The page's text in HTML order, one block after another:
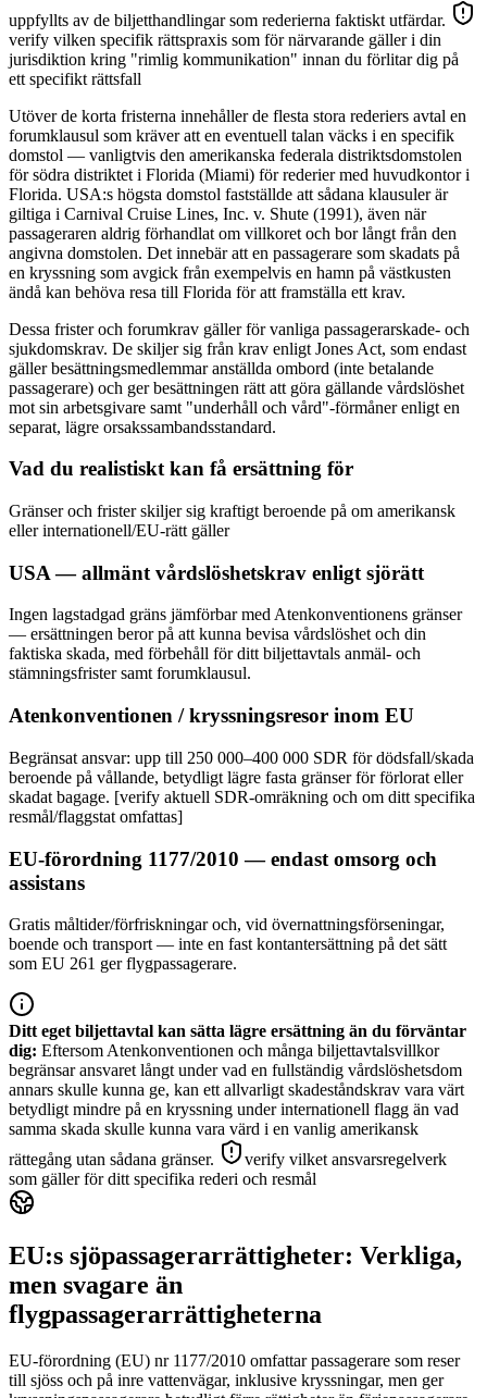
uppfyllts av de biljetthandlingar som rederierna faktiskt utfärdar.
verify vilken specifik rättspraxis som för närvarande gäller i din
jurisdiktion kring "rimlig kommunikation" innan du förlitar dig på
ett specifikt rättsfall
Utöver de korta fristerna innehåller de flesta stora rederiers avtal en
forumklausul som kräver att en eventuell talan väcks i en specifik
domstol — vanligtvis den amerikanska federala distriktsdomstolen
för södra distriktet i Florida (Miami) för rederier med huvudkontor i
Florida. USA:s högsta domstol fastställde att sådana klausuler är
giltiga i Carnival Cruise Lines, Inc. v. Shute (1991), även när
passageraren aldrig förhandlat om villkoret och bor långt från den
angivna domstolen. Det innebär att en passagerare som skadats på
en kryssning som avgick från exempelvis en hamn på västkusten
ändå kan behöva resa till Florida för att framställa ett krav.
Dessa frister och forumkrav gäller för vanliga passagerarskade- och
sjukdomskrav. De skiljer sig från krav enligt Jones Act, som endast
gäller besättningsmedlemmar anställda ombord (inte betalande
passagerare) och ger besättningen rätt att göra gällande vårdslöshet
mot sin arbetsgivare samt "underhåll och vård"-förmåner enligt en
separat, lägre orsakssambandsstandard.
Vad du realistiskt kan få ersättning för
Gränser och frister skiljer sig kraftigt beroende på om amerikansk
eller internationell/EU-rätt gäller
USA — allmänt vårdslöshetskrav enligt sjörätt
Ingen lagstadgad gräns jämförbar med Atenkonventionens gränser
— ersättningen beror på att kunna bevisa vårdslöshet och din
faktiska skada, med förbehåll för ditt biljettavtals anmäl- och
stämningsfrister samt forumklausul.
Atenkonventionen / kryssningsresor inom EU
Begränsat ansvar: upp till 250 000–400 000 SDR för dödsfall/skada
beroende på vållande, betydligt lägre fasta gränser för förlorat eller
skadat bagage. [verify aktuell SDR-omräkning och om ditt specifika
resmål/flaggstat omfattas]
EU-förordning 1177/2010 — endast omsorg och
assistans
Gratis måltider/förfriskningar och, vid övernattningsförseningar,
boende och transport — inte en fast kontantersättning på det sätt
som EU 261 ger flygpassagerare.
Ditt eget biljettavtal kan sätta lägre ersättning än du förväntar
dig: Eftersom Atenkonventionen och många biljettavtalsvillkor
begränsar ansvaret långt under vad en fullständig vårdslöshetsdom
annars skulle kunna ge, kan ett allvarligt skadeståndskrav vara värt
betydligt mindre på en kryssning under internationell flagg än vad
samma skada skulle kunna vara värd i en vanlig amerikansk
rättegång utan sådana gränser.
verify vilket ansvarsregelverk
som gäller för ditt specifika rederi och resmål
EU:s sjöpassagerarrättigheter: Verkliga,
men svagare än
flygpassagerarrättigheterna
EU-förordning (EU) nr 1177/2010 omfattar passagerare som reser
till sjöss och på inre vattenvägar, inklusive kryssningar, men ger